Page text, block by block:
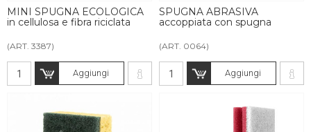
MINI SPUGNA ECOLOGICA
in cellulosa e fibra riciclata
(ART. 3387)
Aggiungi
SPUGNA ABRASIVA
accoppiata con spugna
(ART. 0064)
Aggiungi